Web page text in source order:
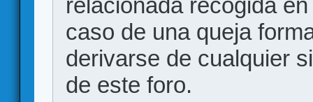
caso de una queja
derivarse de cualquier
de este foro.